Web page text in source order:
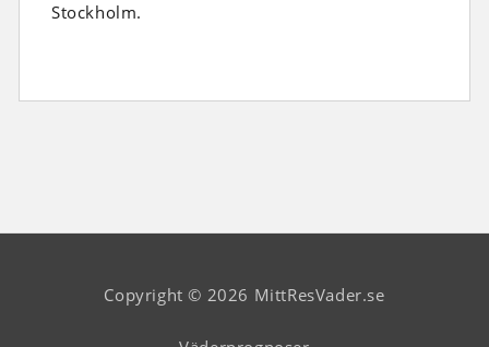
Stockholm.
Copyright © 2026 MittResVader.se